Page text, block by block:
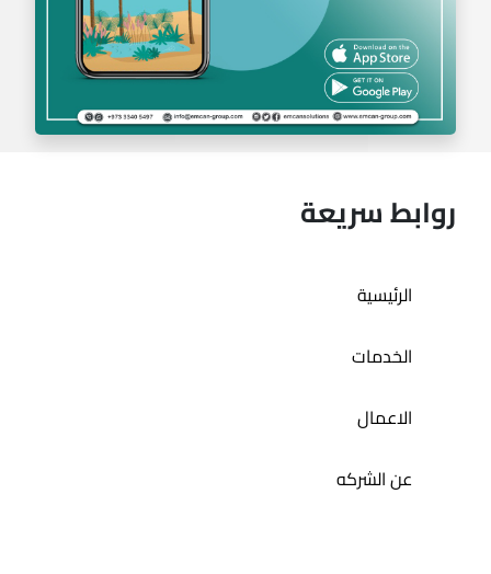
روابط سريعة
الرئيسية
الخدمات
الاعمال
عن الشركه